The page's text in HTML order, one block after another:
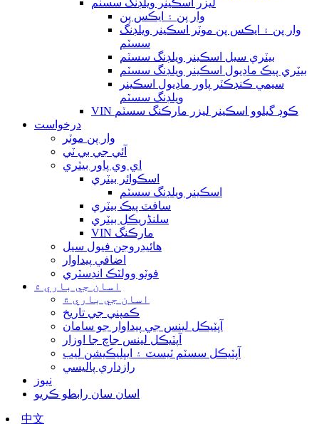
ليزر اسڪينر ويلڊنگ سسٽم
وار پن ۽ ايڪس پن
وار پن ۽ ايڪس پن موٽر اسڪينر ويلڊنگ
سسٽم
بيٽري سيل اسڪينر ويلڊنگ سسٽم
بيٽري پيڪ ماڊيول اسڪينر ويلڊنگ سسٽم
سيمي ڪنڊڪٽر پاور ماڊيول اسڪينر
ويلڊنگ سسٽم
VIN ڪوڊ گيلوو اسڪينر ليزر مارڪنگ سسٽم
درخواست
وار پن موٽر
آئي جي بي ٽي
اي وي پاور بيٽري
اسڪوائر بيٽري
اسڪينر ويلڊنگ سسٽم
سافٽ پيڪ بيٽري
سلنڈريڪل بيٽري
VIN مارڪنگ
هائيڊروجن فيول سيل
اضافي پيداوار
فوٽو وولٽڪ انڊسٽري
اسان جي باري ۾
اسان جي باري ۾
ڪمپني جي تاريخ
آپٽيڪل لينس جي پيداوار جو سامان
آپٽيڪل لينس جاچ جا اوزار
آپٽيڪل سسٽم ٽيسٽ ۽ ايپليڪيشن ليب
رازداري پاليسي
نيوز
اسان سان رابطو ڪريو
中文